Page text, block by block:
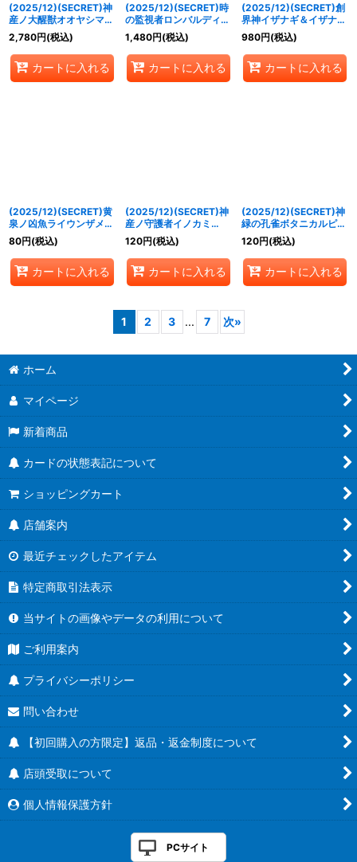
(2025/12)(SECRET)神
産ノ大醒獣オオヤシマ/
黄泉ノ醒獣帝ヨモツオオ
カミ(BSC47収録)【転醒
X-SEC】{BS55-
TX02a/BS55-TX02b}
《紫》
2,780円(税込)
カートに入れる
(2025/12)(SECRET)時
の監視者ロンバルディ
ア/時の破壊者ロンバル
ディア・Ω(BSC47収録)
【転醒X-SEC】{BS55-
TX03a/BS55-TX03b}
《多》
1,480円(税込)
カートに入れる
(2025/12)(SECRET)創
界神イザナギ＆イザナミ
(BSC47収録)【X-
SEC】{BS55-X09}
《多》
980円(税込)
カートに入れる
(2025/12)(SECRET)黄
泉ノ凶魚ライウンザメ
(BSC47収録)【R-
SEC】{BS56-018}
《紫》
80円(税込)
カートに入れる
(2025/12)(SECRET)神
産ノ守護者イノカミ
(BSC47収録)【M-
SEC】{BS56-030}
《緑》
120円(税込)
カートに入れる
(2025/12)(SECRET)神
緑の孔雀ボタニカルピー
コック/彩華神鳥ボタニ
カルピーコック(BSC47
収録)【転醒R-SEC】
{BS56-031a/BS56-
031b}《緑》
120円(税込)
カートに入れる
1 2 3 ... 7 次»
ホーム
マイページ
新着商品
カードの状態表記について
ショッピングカート
店舗案内
最近チェックしたアイテム
特定商取引法表示
当サイトの画像やデータの利用について
ご利用案内
プライバシーポリシー
問い合わせ
【初回購入の方限定】返品・返金制度について
店頭受取について
個人情報保護方針
PCサイト